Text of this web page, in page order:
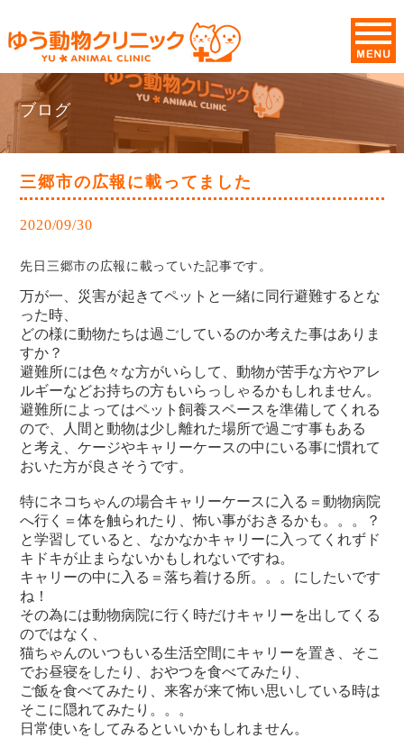
ブログ
三郷市の広報に載ってました
2020/09/30
先日三郷市の広報に載っていた記事です。
万が一、災害が起きてペットと一緒に同行避難するとな
った時、
どの様に動物たちは過ごしているのか考えた事はありま
すか？
避難所には色々な方がいらして、動物が苦手な方やアレ
ルギーなどお持ちの方もいらっしゃるかもしれません。
避難所によってはペット飼養スペースを準備してくれる
ので、人間と動物は少し離れた場所で過ごす事もある
と考え、ケージやキャリーケースの中にいる事に慣れて
おいた方が良さそうです。
特にネコちゃんの場合キャリーケースに入る＝動物病院
へ行く＝体を触られたり、怖い事がおきるかも。。。？
と学習していると、なかなかキャリーに入ってくれずド
キドキが止まらないかもしれないですね。
キャリーの中に入る＝落ち着ける所。。。にしたいです
ね！
その為には動物病院に行く時だけキャリーを出してくる
のではなく、
猫ちゃんのいつもいる生活空間にキャリーを置き、そこ
でお昼寝をしたり、おやつを食べてみたり、
ご飯を食べてみたり、来客が来て怖い思いしている時は
そこに隠れてみたり。。。
日常使いをしてみるといいかもしれません。